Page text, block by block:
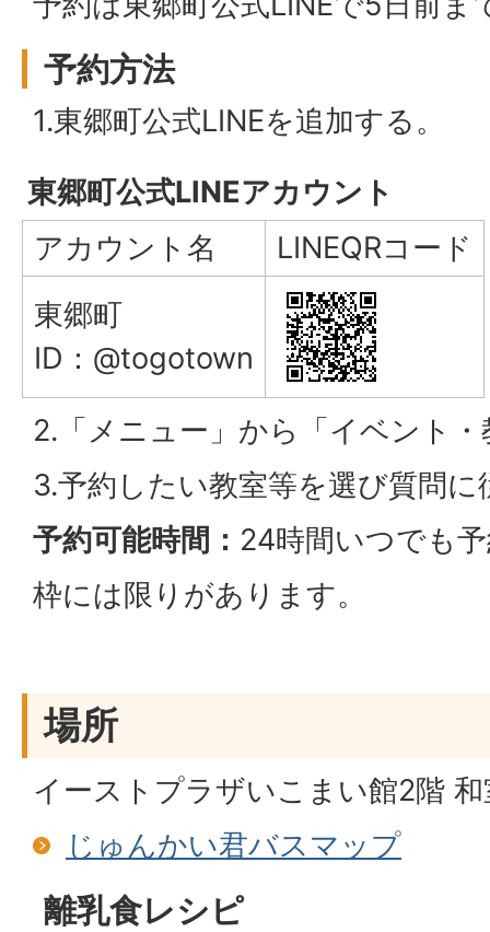
予約方法
1.東郷町公式LINEを追加する。
東郷町公式LINEアカウント
アカウント名
LINEQRコード
東郷町
ID：@togotown
2.「メニュー」から「イベント
3.予約したい教室等を選び質問
予約可能時間： 24時間いつでも
枠には限りがあります。
場所
イーストプラザいこまい館2階 和
じゅんかい君バスマップ
離乳食レシピ